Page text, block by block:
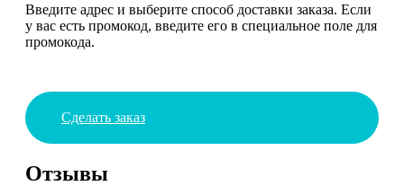
Введите адрес и выберите способ доставки заказа. Если
у вас есть промокод, введите его в специальное поле для
промокода.
Сделать заказ
Отзывы